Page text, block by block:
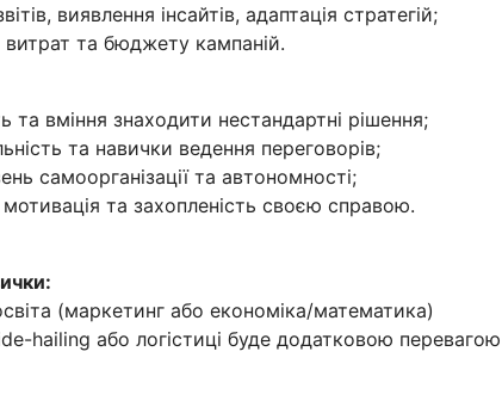
виявлення інсайтів, адаптація стратегій;
витрат та бюджету кампаній.
та вміння знаходити нестандартні рішення;
та навички ведення переговорів;
самоорганізації та автономності;
та захопленість своєю справою.
(маркетинг або економіка/математика)
hailing або логістиці буде додатковою перевагою